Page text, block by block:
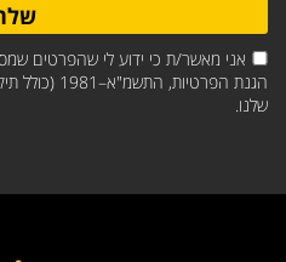
אני מאשר/ת כי ידוע לי שהפרטים
הגנת הפרטיות, התשמ"א–1981 (כולל תיקון 13), ובהתאם ל
שלנו.